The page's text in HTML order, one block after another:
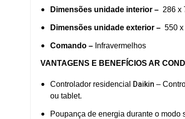
Dimensões unidade interior – 286 x
Dimensões unidade exterior – 550
Comando – Infravermelhos
VANTAGENS E BENEFÍCIOS AR
Controlador residencial Daikin –
ou tablet.
Poupança de energia durante o modo